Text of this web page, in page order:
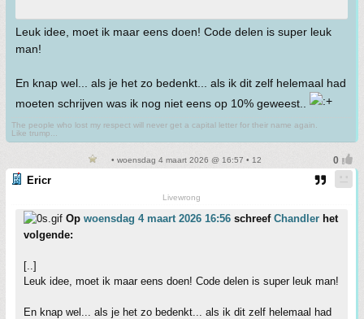
Leuk idee, moet ik maar eens doen! Code delen is super leuk
man!
En knap wel... als je het zo bedenkt... als ik dit zelf helemaal had
moeten schrijven was ik nog niet eens op 10% geweest..
The people who lost my respect will never get a capital letter for their name again.
Like trump...
• woensdag 4 maart 2026 @ 16:57 • 12
Ericr
Livewrong
Op woensdag 4 maart 2026 16:56 schreef Chandler het
volgende:
[..]
Leuk idee, moet ik maar eens doen! Code delen is super leuk man!
En knap wel... als je het zo bedenkt... als ik dit zelf helemaal had